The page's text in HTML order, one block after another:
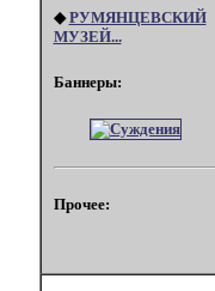
◆РУМЯНЦЕВСКИЙ
МУЗЕЙ...
Баннеры:
Прочее: